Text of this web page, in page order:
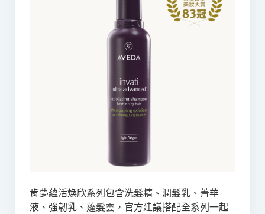
肯夢蘊活煥欣系列包含洗髮精、潤髮乳、菁華
液、強韌乳、蓬髮雲，官方建議搭配全系列一起